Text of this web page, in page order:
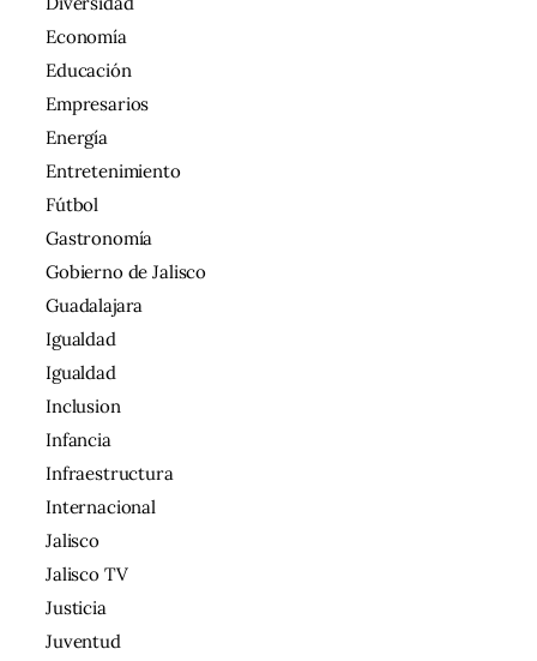
Economía
Educación
Empresarios
Energía
Entretenimiento
Fútbol
Gastronomía
Gobierno de Jalisco
Guadalajara
Igualdad
Igualdad
Inclusion
Infancia
Infraestructura
Internacional
Jalisco
Jalisco TV
Justicia
Juventud